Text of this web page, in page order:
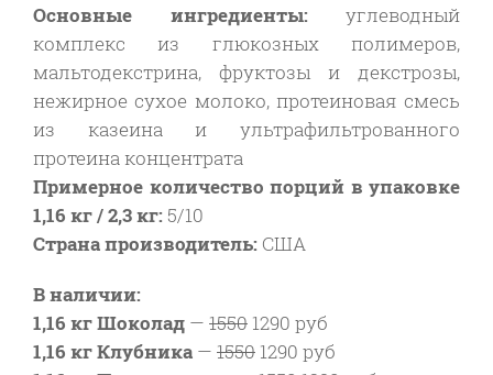
Основные ингредиенты:
углеводный
комплекс из глюкозных полимеров,
мальтодекстрина, фруктозы и декстрозы,
нежирное сухое молоко, протеиновая смесь
из казеина и ультрафильтрованного
протеина концентрата
Примерное количество порций в упаковке
1,16 кг / 2,3 кг: 5/10
Страна производитель: США
В наличии:
1,16 кг Шоколад — 1550 1290 руб
1,16 кг Клубника — 1550 1290 руб